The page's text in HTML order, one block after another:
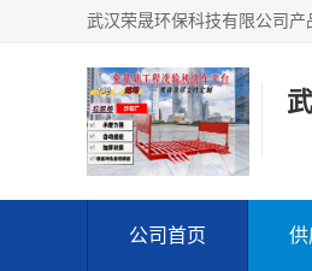
公司首页 供